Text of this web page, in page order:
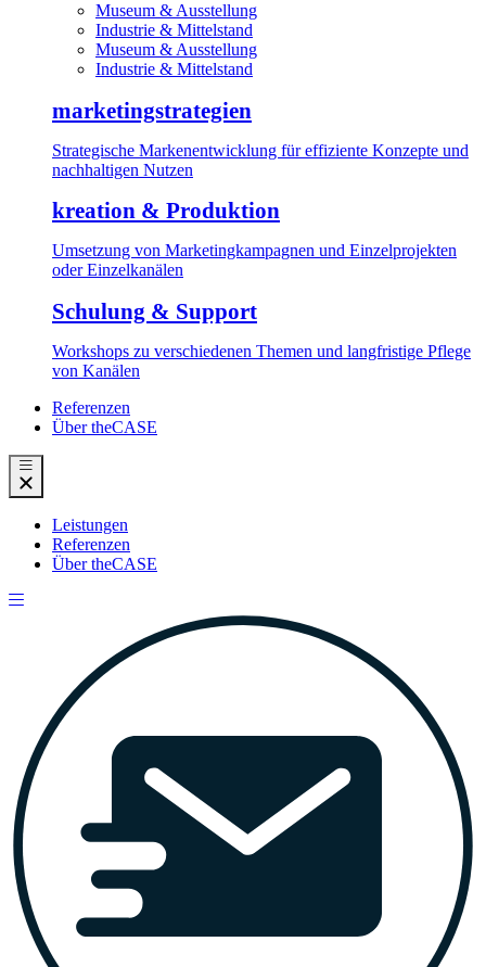
Museum & Ausstellung
Industrie & Mittelstand
Museum & Ausstellung
Industrie & Mittelstand
marketingstrategien
Strategische Markenentwicklung für effiziente Konzepte und
nachhaltigen Nutzen
kreation & Produktion
Umsetzung von Marketingkampagnen und Einzelprojekten
oder Einzelkanälen
Schulung & Support
Workshops zu verschiedenen Themen und langfristige Pflege
von Kanälen
Referenzen
Über theCASE
Leistungen
Referenzen
Über theCASE